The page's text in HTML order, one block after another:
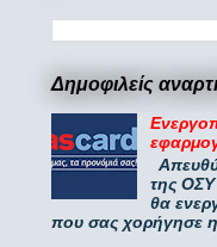
Δημοφιλείς
της
θα
που σας χορήγησε η